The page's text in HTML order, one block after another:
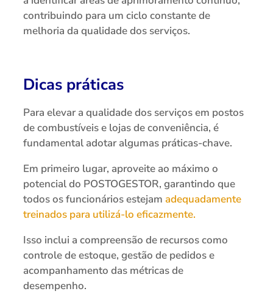
contribuindo para um ciclo constante de
melhoria da qualidade dos serviços.
Dicas práticas
Para elevar a qualidade dos serviços em postos
de combustíveis e lojas de conveniência, é
fundamental adotar algumas práticas-chave.
Em primeiro lugar, aproveite ao máximo o
potencial do POSTOGESTOR, garantindo que
todos os funcionários estejam adequadamente
treinados para utilizá-lo eficazmente.
Isso inclui a compreensão de recursos como
controle de estoque, gestão de pedidos e
acompanhamento das métricas de
desempenho.